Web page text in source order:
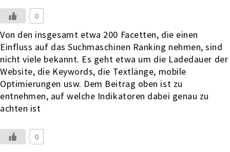
0
Von den insgesamt etwa 200 Facetten, die einen
Einfluss auf das Suchmaschinen Ranking nehmen, sind
nicht viele bekannt. Es geht etwa um die Ladedauer der
Website, die Keywords, die Textlänge, mobile
Optimierungen usw. Dem Beitrag oben ist zu
entnehmen, auf welche Indikatoren dabei genau zu
achten ist
0